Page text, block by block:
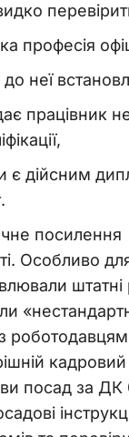
професія
неї
працівник
є дійсним
посилення
Особливо
штатні
кадровий
посад за ДК